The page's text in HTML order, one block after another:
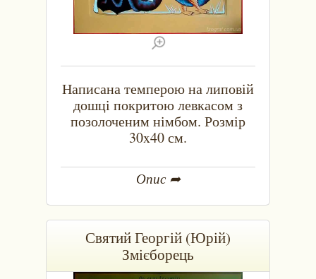
Написана темперою на липовій
дошці покритою левкасом з
позолоченим німбом. Розмір
30x40 см.
Опис ➦
Святий Георгій (Юрій)
Змієборець